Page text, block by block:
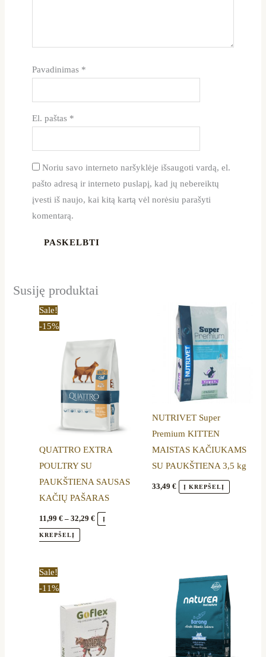
Pavadinimas *
El. paštas *
Noriu savo interneto naršyklėje išsaugoti vardą, el.
pašto adresą ir interneto puslapį, kad jų nebereiktų
įvesti iš naujo, kai kitą kartą vėl norėsiu parašyti
komentarą.
Susiję produktai
Sale!
-15%
QUATTRO EXTRA
POULTRY SU
PAUKŠTIENA SAUSAS
KAČIŲ PAŠARAS
11,99€ – 32,29€
32,29 €
Į
KREPŠELĮ
has
multiple
variants.
The
options
chosen
on
the
product
page
NUTRIVET Super
Premium KITTEN
MAISTAS KAČIUKAMS
SU PAUKŠTIENA 3,5 kg
33,49 € Į KREPŠELĮ
Sale!
-11%
16,89 €.